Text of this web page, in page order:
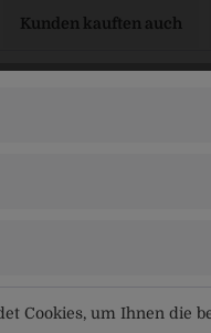
Kunden kauften auch
Cookies, um Ihnen die